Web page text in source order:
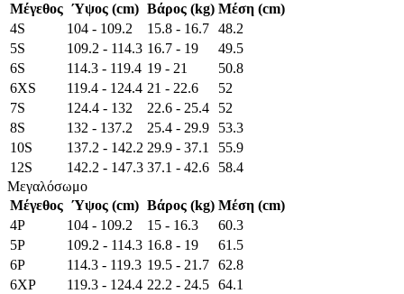
Μέγεθος Ύψος (cm) Βάρος (kg) Μέση (cm)
4S
104 - 109.2 15.8 - 16.7 48.2
5S
109.2 - 114.3 16.7 - 19
49.5
6S
114.3 - 119.4 19 - 21
50.8
6XS
119.4 - 124.4 21 - 22.6
52
7S
124.4 - 132 22.6 - 25.4
52
8S
132 - 137.2 25.4 - 29.9
53.3
10S
137.2 - 142.2 29.9 - 37.1
55.9
12S
142.2 - 147.3 37.1 - 42.6
58.4
Μεγαλόσωμο
Μέγεθος Ύψος (cm) Βάρος (kg) Μέση (cm)
4P
104 - 109.2 15 - 16.3
60.3
5P
109.2 - 114.3 16.8 - 19
61.5
6P
114.3 - 119.3 19.5 - 21.7 62.8
6XP
119.3 - 124.4 22.2 - 24.5 64.1